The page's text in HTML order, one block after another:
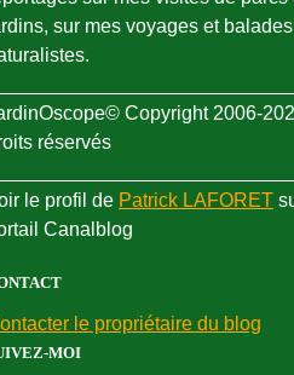
sur mes voyages et balades
Copyright 2006-
réservés
le profil de Patrick LAFORET
Canalblog
le propriétaire du blog
MOI